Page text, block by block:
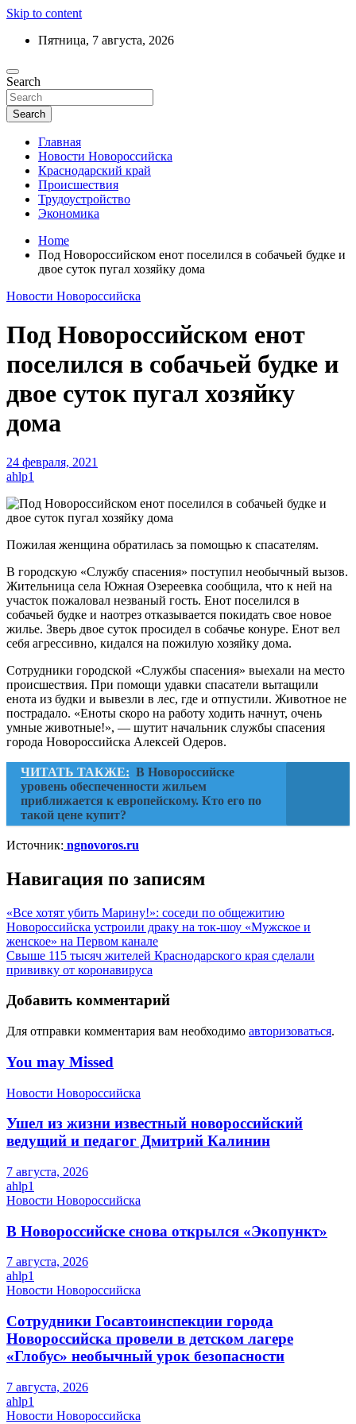
Skip to content
Пятница, 7 августа, 2026
Актуальные новости Новороссийска и
Краснодарского края
Ежедневный дайджест событий региона
Search
Search
Главная
Новости Новороссийска
Краснодарский край
Происшествия
Трудоустройство
Экономика
Home
Под Новороссийском енот поселился в собачьей будке и
двое суток пугал хозяйку дома
Новости Новороссийска
Под Новороссийском енот
поселился в собачьей будке и
двое суток пугал хозяйку
дома
24 февраля, 2021
ahlp1
Пожилая женщина обратилась за помощью к спасателям.
В городскую «Службу спасения» поступил необычный вызов.
Жительница села Южная Озереевка сообщила, что к ней на
участок пожаловал незваный гость. Енот поселился в
собачьей будке и наотрез отказывается покидать свое новое
жилье. Зверь двое суток просидел в собачье конуре. Енот вел
себя агрессивно, кидался на пожилую хозяйку дома.
Сотрудники городской «Службы спасения» выехали на место
происшествия. При помощи удавки спасатели вытащили
енота из будки и вывезли в лес, где и отпустили. Животное не
пострадало. «Еноты скоро на работу ходить начнут, очень
умные животные!», — шутит начальник службы спасения
города Новороссийска Алексей Одеров.
ЧИТАТЬ ТАКЖЕ: В Новороссийске
уровень обеспеченности жильем
приближается к европейскому. Кто его по
такой цене купит?
Источник: ngnovoros.ru
Навигация по записям
«Все хотят убить Марину!»: соседи по общежитию
Новороссийска устроили драку на ток-шоу «Мужское и
женское» на Первом канале
Свыше 115 тысяч жителей Краснодарского края сделали
прививку от коронавируса
Добавить комментарий
Для отправки комментария вам необходимо авторизоваться.
You may Missed
Новости Новороссийска
Ушел из жизни известный новороссийский
ведущий и педагог Дмитрий Калинин
7 августа, 2026
ahlp1
Новости Новороссийска
В Новороссийске снова открылся «Экопункт»
7 августа, 2026
ahlp1
Новости Новороссийска
Сотрудники Госавтоинспекции города
Новороссийска провели в детском лагере
«Глобус» необычный урок безопасности
7 августа, 2026
ahlp1
Новости Новороссийска